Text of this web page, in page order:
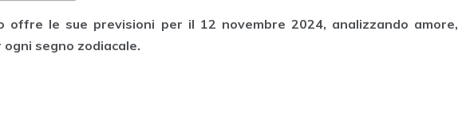
offre le sue previsioni per il 12 novembre 2024, analizzando amore,
segno zodiacale.